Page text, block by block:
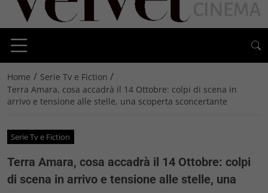
Home / Serie Tv e Fiction /
Terra Amara, cosa accadrà il 14 Ottobre: colpi di scena in
arrivo e tensione alle stelle, una scoperta sconcertante
Serie Tv e Fiction
Terra Amara, cosa accadrà il 14 Ottobre: colpi
di scena in arrivo e tensione alle stelle, una